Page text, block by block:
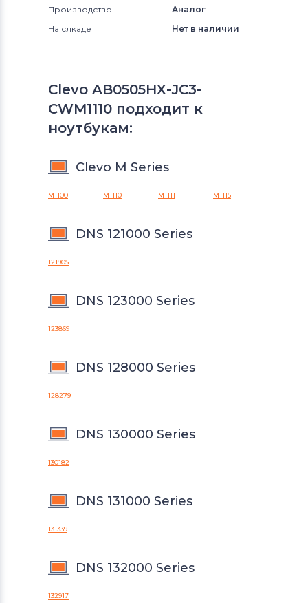
Производство
Аналог
На слкаде
Нет в наличии
Clevo AB0505HX-JC3-
CWM1110 подходит к
ноутбукам:
Clevo M Series
M1100 M1110 M1111 M1115
DNS 121000 Series
121905
DNS 123000 Series
123869
DNS 128000 Series
128279
DNS 130000 Series
130182
DNS 131000 Series
131339
DNS 132000 Series
132917